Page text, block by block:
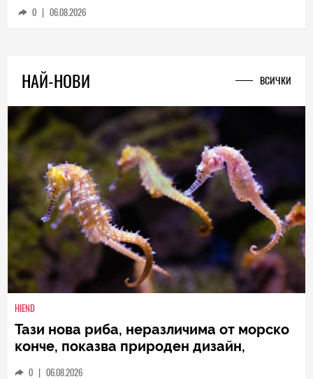
0 | 06.08.2026
НАЙ-НОВИ ВСИЧКИ
HIEND
Тази нова риба, неразличима от морско
конче, показва природен дизайн,
0 | 06.08.2026